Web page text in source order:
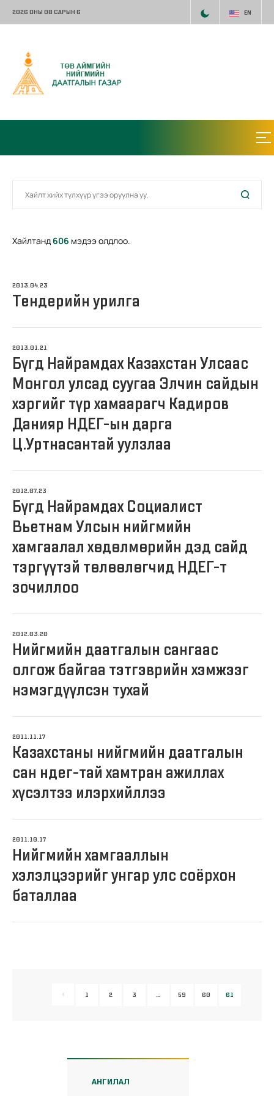
2026 ОНЫ 08 САРЫН 6 EN
Хайлтанд 606 мэдээ олдлоо.
2013.04.23
Тендерийн урилга
2013.01.21
Бүгд Найрамдах Казахстан Улсаас
Монгол улсад суугаа Элчин сайдын
хэргийг түр хамаарагч Кадиров
Данияр НДЕГ-ын дарга
Ц.Уртнасантай уулзлаа
2012.07.23
Бүгд Найрамдах Социалист
Вьетнам Улсын нийгмийн
хамгаалал хөдөлмөрийн дэд сайд
тэргүүтэй төлөөлөгчид НДЕГ-т
зочиллоо
2012.03.20
Нийгмийн даатгалын сангаас
олгож байгаа тэтгэврийн хэмжээг
нэмэгдүүлсэн тухай
2011.11.17
Казахстаны нийгмийн даатгалын
сан ндег-тай хамтран ажиллах
хүсэлтээ илэрхийллээ
2011.10.17
Нийгмийн хамгааллын
хэлэлцээрийг унгар улс соёрхон
баталлаа
1 2 3 … 59 60 61
АНГИЛАЛ